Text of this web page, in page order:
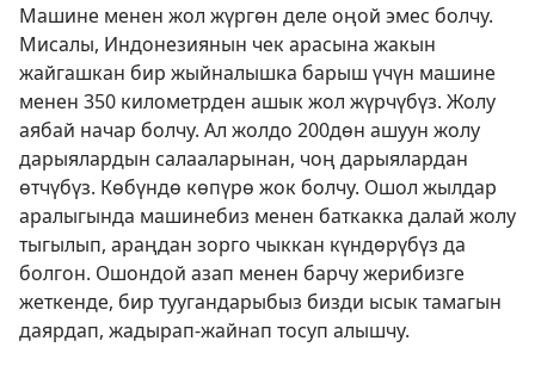
Машине менен жол жүргөн деле оңой эмес болчу.
Мисалы, Индонезиянын чек арасына жакын
жайгашкан бир жыйналышка барыш үчүн машине
менен 350 километрден ашык жол жүрчүбүз. Жолу
аябай начар болчу. Ал жолдо 200дөн ашуун жолу
дарыялардын салааларынан, чоң дарыялардан
өтчүбүз. Көбүндө көпүрө жок болчу. Ошол жылдар
аралыгында машинебиз менен баткакка далай жолу
тыгылып, араңдан зорго чыккан күндөрүбүз да
болгон. Ошондой азап менен барчу жерибизге
жеткенде, бир туугандарыбыз бизди ысык тамагын
даярдап, жадырап-жайнап тосуп алышчу.